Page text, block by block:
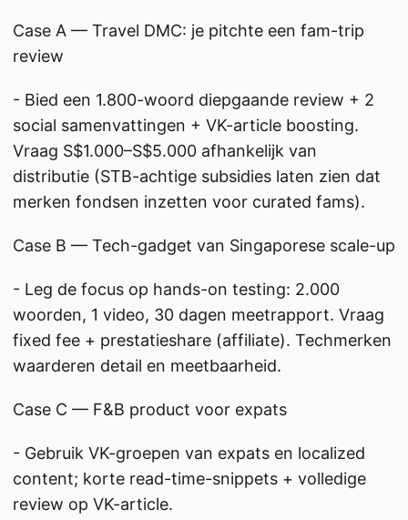
Case A — Travel DMC: je pitchte een fam-trip
review
- Bied een 1.800-woord diepgaande review + 2
social samenvattingen + VK-article boosting.
Vraag S$1.000–S$5.000 afhankelijk van
distributie (STB-achtige subsidies laten zien dat
merken fondsen inzetten voor curated fams).
Case B — Tech-gadget van Singaporese scale-up
- Leg de focus op hands-on testing: 2.000
woorden, 1 video, 30 dagen meetrapport. Vraag
fixed fee + prestatieshare (affiliate). Techmerken
waarderen detail en meetbaarheid.
Case C — F&B product voor expats
- Gebruik VK-groepen van expats en localized
content; korte read-time-snippets + volledige
review op VK-article.